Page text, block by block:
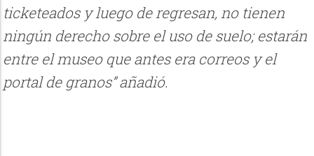
ticketeados y luego de regresan, no tienen
ningún derecho sobre el uso de suelo; estarán
entre el museo que antes era correos y el
portal de granos” añadió.